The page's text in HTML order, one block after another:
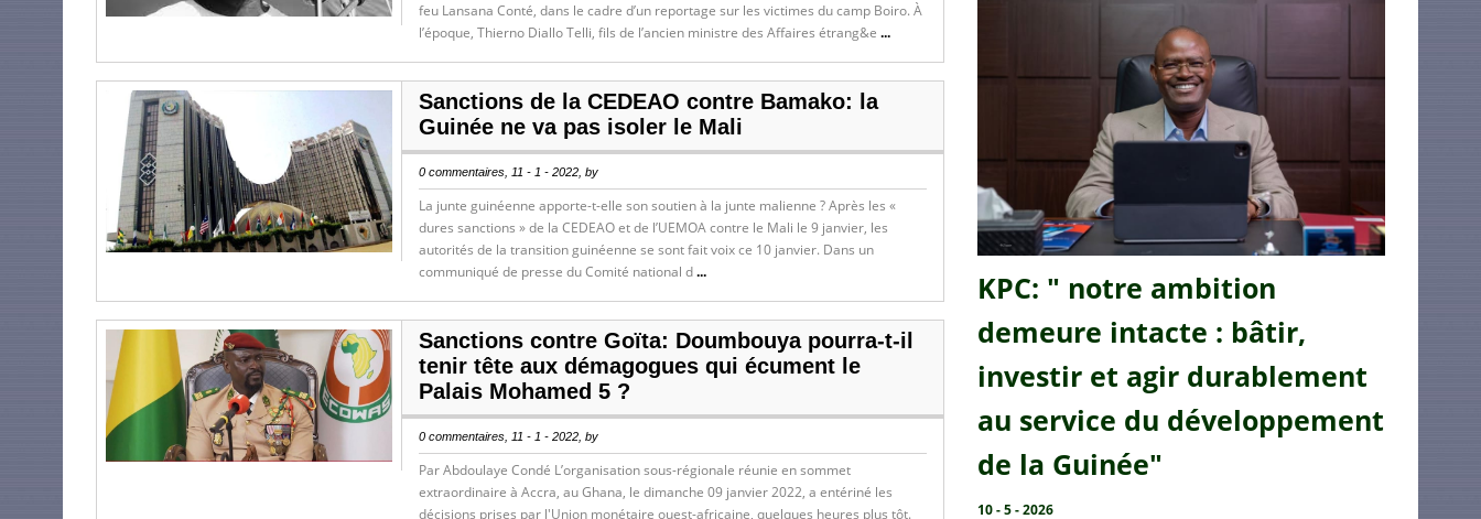
feu Lansana Conté, dans le cadre d’un reportage sur les victimes du camp Boiro. À
l’époque, Thierno Diallo Telli, fils de l’ancien ministre des Affaires étrang&e ...
Sanctions de la CEDEAO contre Bamako: la
Guinée ne va pas isoler le Mali
0 commentaires, 11 - 1 - 2022, by
La junte guinéenne apporte-t-elle son soutien à la junte malienne ? Après les «
dures sanctions » de la CEDEAO et de l’UEMOA contre le Mali le 9 janvier, les
autorités de la transition guinéenne se sont fait voix ce 10 janvier. Dans un
communiqué de presse du Comité national d...
Sanctions contre Goïta: Doumbouya pourra-t-il
tenir tête aux démagogues qui écument le
Palais Mohamed 5 ?
0 commentaires, 11 - 1 - 2022, by
Par Abdoulaye Condé L’organisation sous-régionale réunie en sommet
extraordinaire à Accra, au Ghana, le dimanche 09 janvier 2022, a entériné les
décisions prises par l'Union monétaire ouest-africaine, quelques heures plus tôt.
KPC: " notre ambition
demeure intacte : bâtir,
investir et agir durablement
au service du développement
de la Guinée"
10 - 5 - 2026